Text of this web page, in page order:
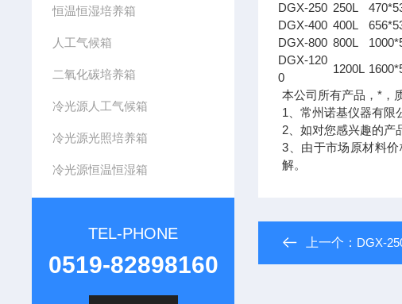
恒温恒湿培养箱
人工气候箱
二氧化碳培养箱
冷光源人工气候箱
冷光源光照培养箱
冷光源恒温恒湿箱
TEL-PHONE
0519-82898160
DGX-250 250L
DGX-400 400L
DGX-800 800L
DGX-120
0
1200L
本公司所有产品，*，
1、常州诺基仪器有限
2、如对您感兴趣的产
3、由于市场原材料
解。
上一个： DGX-